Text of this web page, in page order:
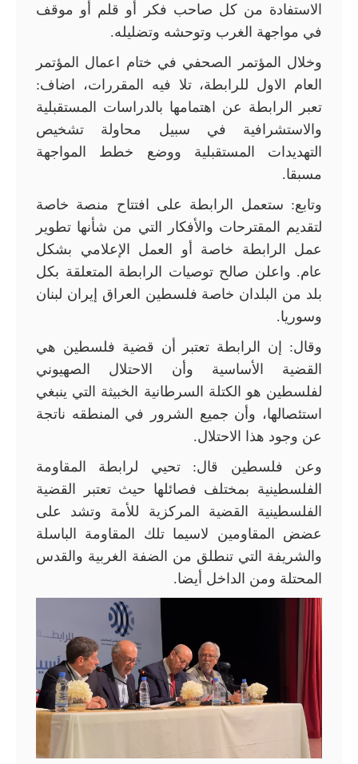
الاستفادة من كل صاحب فكر أو قلم أو موقف
في مواجهة الغرب وتوحشه وتضليله.
وخلال المؤتمر الصحفي في ختام اعمال المؤتمر
العام الاول للرابطة، تلا فيه المقررات، اضاف:
تعبر الرابطة عن اهتمامها بالدراسات المستقبلية
والاستشرافية في سبيل محاولة تشخيص
التهديدات المستقبلية ووضع خطط المواجهة
مسبقا.
وتابع: ستعمل الرابطة على افتتاح منصة خاصة
لتقديم المقترحات والأفكار التي من شأنها تطوير
عمل الرابطة خاصة أو العمل الإعلامي بشكل
عام. واعلن صالح توصيات الرابطة المتعلقة بكل
بلد من البلدان خاصة فلسطين العراق إيران لبنان
وسوريا.
وقال: إن الرابطة تعتبر أن قضية فلسطين هي
القضية الأساسية وأن الاحتلال الصهيوني
لفلسطين هو الكتلة السرطانية الخبيثة التي ينبغي
استئصالها، وأن جميع الشرور في المنطقه ناتجة
عن وجود هذا الاحتلال.
وعن فلسطين قال: تحيي لرابطة المقاومة
الفلسطينية بمختلف فصائلها حيث تعتبر القضية
الفلسطينية القضية المركزية للأمة وتشد على
عضض المقاومين لاسيما تلك المقاومة الباسلة
والشريفة التي تنطلق من الضفة الغربية والقدس
المحتلة ومن الداخل أيضا.